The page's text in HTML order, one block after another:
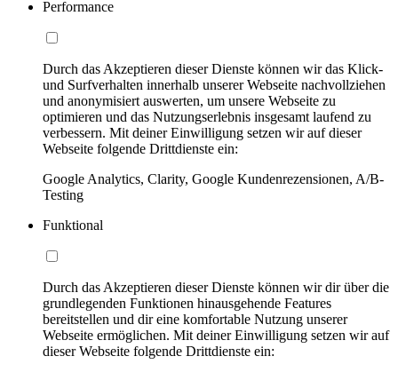
Performance
Durch das Akzeptieren dieser Dienste können wir das Klick-
und Surfverhalten innerhalb unserer Webseite nachvollziehen
und anonymisiert auswerten, um unsere Webseite zu
optimieren und das Nutzungserlebnis insgesamt laufend zu
verbessern. Mit deiner Einwilligung setzen wir auf dieser
Webseite folgende Drittdienste ein:
Google Analytics, Clarity, Google Kundenrezensionen, A/B-
Testing
Funktional
Durch das Akzeptieren dieser Dienste können wir dir über die
grundlegenden Funktionen hinausgehende Features
bereitstellen und dir eine komfortable Nutzung unserer
Webseite ermöglichen. Mit deiner Einwilligung setzen wir auf
dieser Webseite folgende Drittdienste ein: